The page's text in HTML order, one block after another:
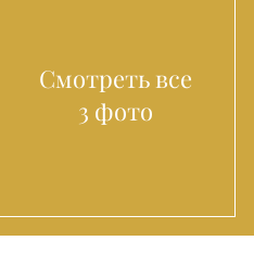
Смотреть все
3 фото